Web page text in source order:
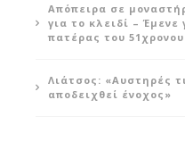
Απόπειρα σε
για το κλειδί – Έμενε
πατέρας του
Λιάτσος: «Αυστηρές
αποδειχθεί ένοχος»